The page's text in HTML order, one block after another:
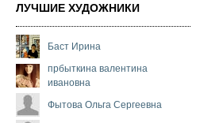
ЛУЧШИЕ ХУДОЖНИКИ
Баст Ирина
прбыткина валентина
ивановна
Фытова Ольга Сергеевна